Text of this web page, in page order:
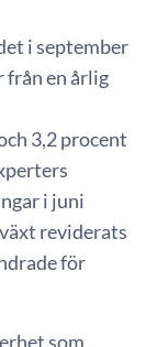
i september
från en årlig
3,2 procent
i juni
reviderats
för
som